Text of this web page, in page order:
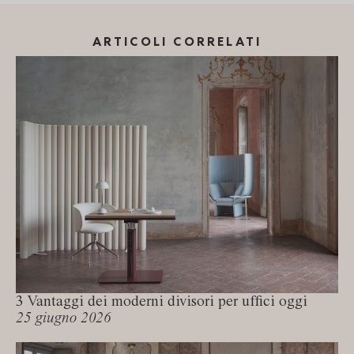
ARTICOLI CORRELATI
3 Vantaggi dei moderni divisori per uffici oggi
25 giugno 2026